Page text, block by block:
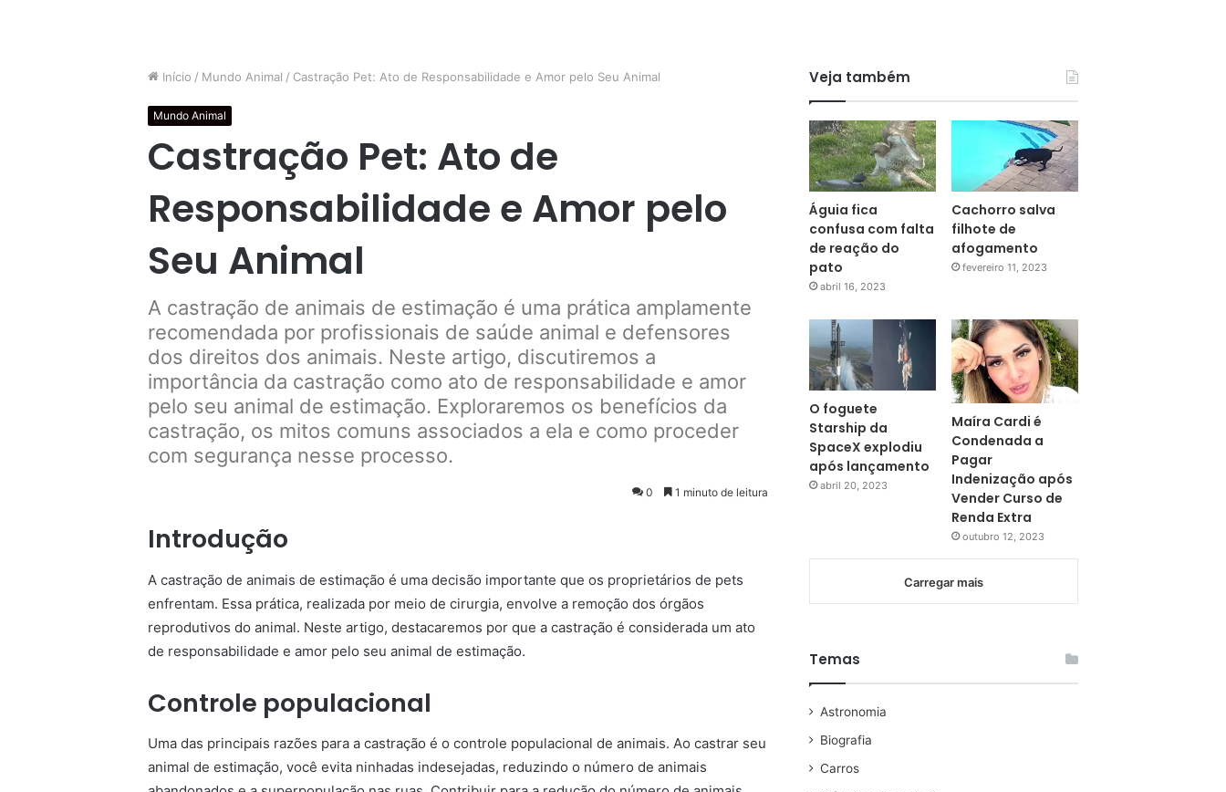
Início / Mundo Animal / Castração Pet: Ato de Responsabilidade e Amor pelo Seu Animal
Mundo Animal
Castração Pet: Ato de
Responsabilidade e Amor pelo
Seu Animal
A castração de animais de estimação é uma prática amplamente
recomendada por profissionais de saúde animal e defensores
dos direitos dos animais. Neste artigo, discutiremos a
importância da castração como ato de responsabilidade e amor
pelo seu animal de estimação. Exploraremos os benefícios da
castração, os mitos comuns associados a ela e como proceder
com segurança nesse processo.
0 1 minuto de leitura
Introdução
A castração de animais de estimação é uma decisão importante que os proprietários de pets
enfrentam. Essa prática, realizada por meio de cirurgia, envolve a remoção dos órgãos
reprodutivos do animal. Neste artigo, destacaremos por que a castração é considerada um ato
de responsabilidade e amor pelo seu animal de estimação.
Controle populacional
Uma das principais razões para a castração é o controle populacional de animais. Ao castrar seu
animal de estimação, você evita ninhadas indesejadas, reduzindo o número de animais
Veja também
Águia fica
confusa com falta
de reação do
pato
abril 16, 2023
Cachorro salva
filhote de
afogamento
fevereiro 11, 2023
O foguete
Starship da
SpaceX explodiu
após lançamento
abril 20, 2023
Maíra Cardi é
Condenada a
Pagar
Indenização após
Vender Curso de
Renda Extra
outubro 12, 2023
Carregar mais
Temas
Astronomia
Biografia
Carros